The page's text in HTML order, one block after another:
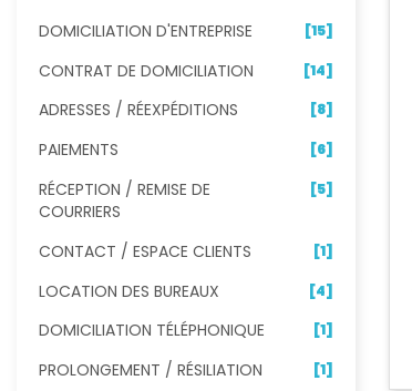
DOMICILIATION D'ENTREPRISE [15]
CONTRAT DE DOMICILIATION [14]
ADRESSES / RÉEXPÉDITIONS [8]
PAIEMENTS [6]
RÉCEPTION / REMISE DE
COURRIERS
[5]
CONTACT / ESPACE CLIENTS [1]
LOCATION DES BUREAUX [4]
DOMICILIATION TÉLÉPHONIQUE [1]
PROLONGEMENT / RÉSILIATION [1]